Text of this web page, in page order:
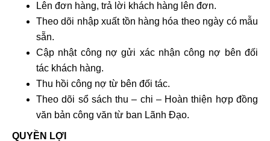
Lên đơn hàng, trả lời khách hàng lên đơn.
Theo dõi nhập xuất tồn hàng hóa theo ngày có mẫu
sẵn.
Cập nhật công nợ gửi xác nhận công nợ bên đối
tác khách hàng.
Thu hồi công nợ từ bên đối tác.
Theo dõi sổ sách thu – chi – Hoàn thiện hợp đồng
văn bản công văn từ ban Lãnh Đạo.
QUYỀN LỢI